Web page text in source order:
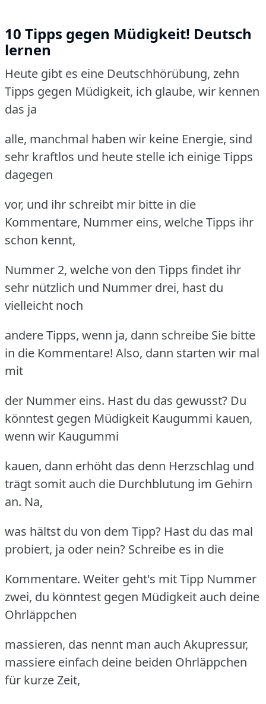
10 Tipps gegen Müdigkeit! Deutsch
lernen
Heute gibt es eine Deutschhörübung, zehn
Tipps gegen Müdigkeit, ich glaube, wir kennen
das ja
alle, manchmal haben wir keine Energie, sind
sehr kraftlos und heute stelle ich einige Tipps
dagegen
vor, und ihr schreibt mir bitte in die
Kommentare, Nummer eins, welche Tipps ihr
schon kennt,
Nummer 2, welche von den Tipps findet ihr
sehr nützlich und Nummer drei, hast du
vielleicht noch
andere Tipps, wenn ja, dann schreibe Sie bitte
in die Kommentare! Also, dann starten wir mal
mit
der Nummer eins. Hast du das gewusst? Du
könntest gegen Müdigkeit Kaugummi kauen,
wenn wir Kaugummi
kauen, dann erhöht das denn Herzschlag und
trägt somit auch die Durchblutung im Gehirn
an. Na,
was hältst du von dem Tipp? Hast du das mal
probiert, ja oder nein? Schreibe es in die
Kommentare. Weiter geht's mit Tipp Nummer
zwei, du könntest gegen Müdigkeit auch deine
Ohrläppchen
massieren, das nennt man auch Akupressur,
massiere einfach deine beiden Ohrläppchen
für kurze Zeit,